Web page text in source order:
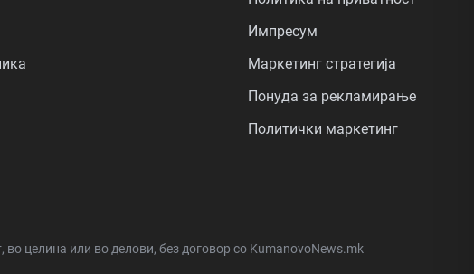
Импресум
Маркетинг стратегија
Понуда за рекламирање
Политички маркетинг
во целина или во делови, без договор со KumanovoNews.mk